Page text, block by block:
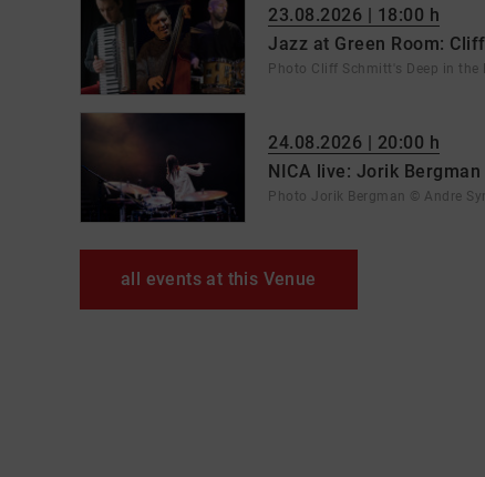
23.08.2026 | 18:00 h
Jazz at Green Room:
Photo Cliff Schmitt's Deep in the
24.08.2026 | 20:00 h
NICA live: Jorik
Photo Jorik Bergman © Andre
all events at this Venue